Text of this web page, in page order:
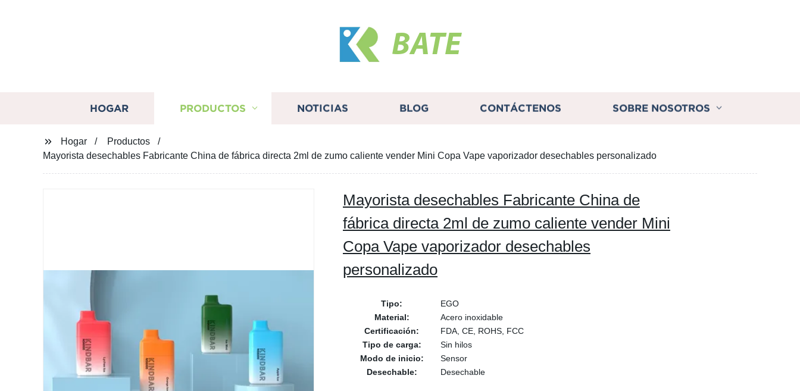
BATE
HOGAR PRODUCTOS NOTICIAS BLOG CONTÁCTENOS SOBRE NOSOTROS
Hogar
Productos
Mayorista desechables Fabricante China de fábrica directa 2ml de zumo caliente vender Mini Copa Vape vaporizador desechables personalizado
Mayorista desechables Fabricante China de
fábrica directa 2ml de zumo caliente vender Mini
Copa Vape vaporizador desechables
personalizado
Tipo:
EGO
Material:
Acero inoxidable
Certificación:
FDA, CE, ROHS, FCC
Tipo de carga:
Sin hilos
Modo de inicio:
Sensor
Desechable:
Desechable